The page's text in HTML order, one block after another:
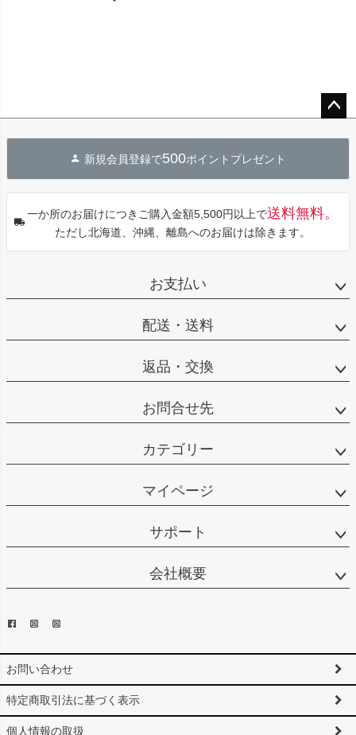
へ
新規会員登録で500ポイントプレゼント
一か所のお届けにつきご購入金額5,500円以上で送料無料。
ただし北海道、沖縄、離島へのお届けは除きます。
お支払い
配送・送料
返品・交換
お問合せ先
カテゴリー
マイページ
サポート
会社概要
お問い合わせ
特定商取引法に基づく表示
個人情報の取扱